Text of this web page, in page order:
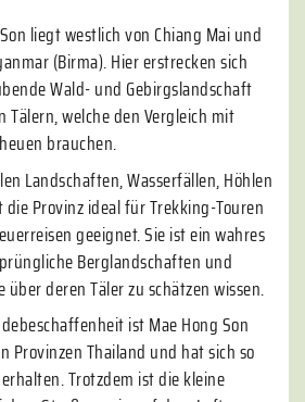
liegt westlich von Chiang Mai und
(Birma). Hier erstrecken sich
Wald- und Gebirgslandschaft
welche den Vergleich mit
brauchen.
Landschaften, Wasserfällen, Höhlen
Provinz ideal für Trekking-Touren
geeignet. Sie ist ein wahres
Berglandschaften und
deren Täler zu schätzen wissen.
ist Mae Hong Son
Provinzen Thailand und hat sich so
Trotzdem ist die kleine